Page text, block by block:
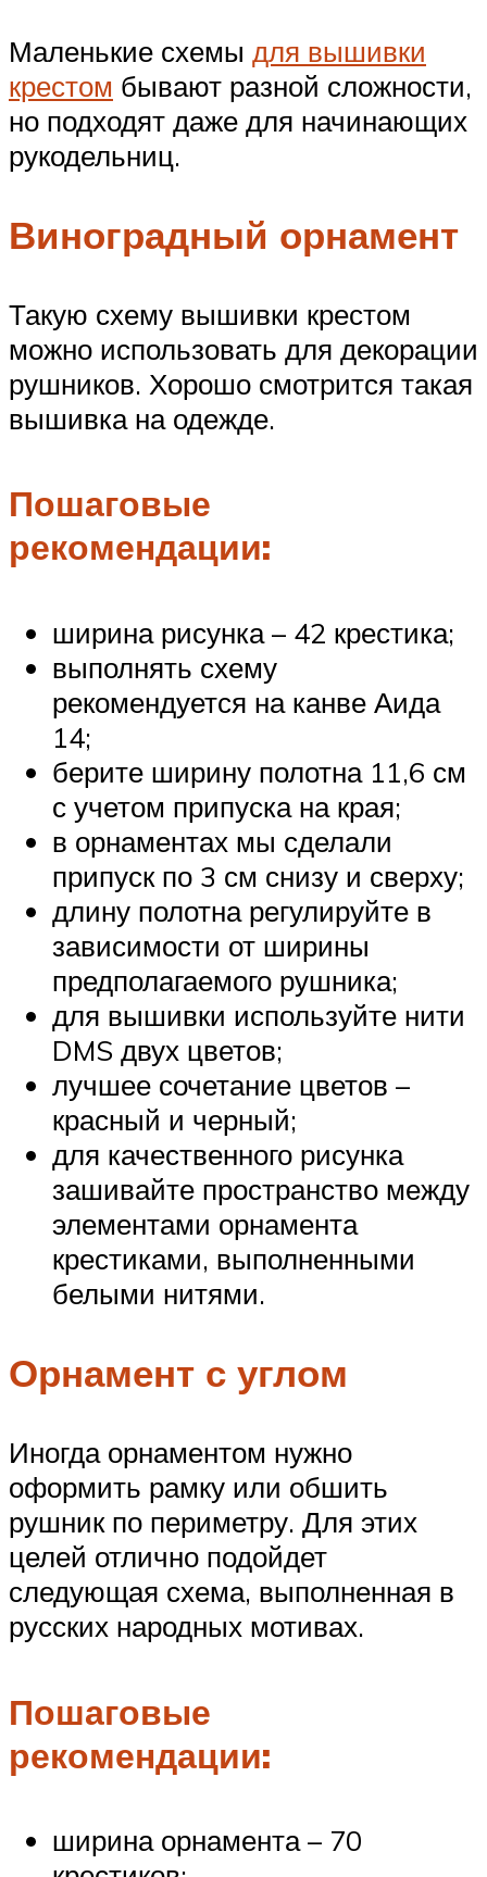
Маленькие схемы для вышивки
крестом бывают разной сложности,
но подходят даже для начинающих
рукодельниц.
Виноградный орнамент
Такую схему вышивки крестом
можно использовать для декорации
рушников. Хорошо смотрится такая
вышивка на одежде.
Пошаговые
рекомендации:
ширина рисунка – 42 крестика;
выполнять схему
рекомендуется на канве Аида
14;
берите ширину полотна 11,6 см
с учетом припуска на края;
в орнаментах мы сделали
припуск по 3 см снизу и сверху;
длину полотна регулируйте в
зависимости от ширины
предполагаемого рушника;
для вышивки используйте нити
DMS двух цветов;
лучшее сочетание цветов –
красный и черный;
для качественного рисунка
зашивайте пространство между
элементами орнамента
крестиками, выполненными
белыми нитями.
Орнамент с углом
Иногда орнаментом нужно
оформить рамку или обшить
рушник по периметру. Для этих
целей отлично подойдет
следующая схема, выполненная в
русских народных мотивах.
Пошаговые
рекомендации:
ширина орнамента – 70